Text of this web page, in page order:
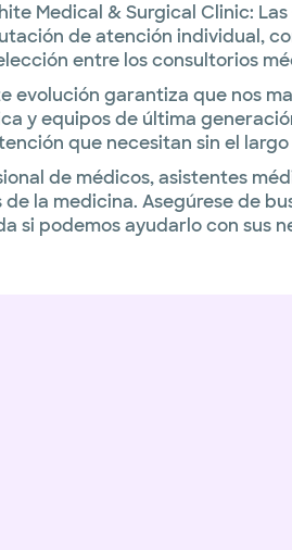
Medical & Surgical Clinic:
de atención individual,
entre los consultorios
evolución garantiza que nos
y equipos de última
que necesitan sin el
de médicos, asistentes
la medicina. Asegúrese de
si podemos ayudarlo con sus